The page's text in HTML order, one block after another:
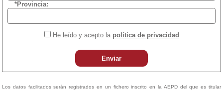
*Provincia:
He leído y acepto la política de privacidad
Enviar
Los datos facilitados serán registrados en un fichero inscrito en la AEPD del que es titular